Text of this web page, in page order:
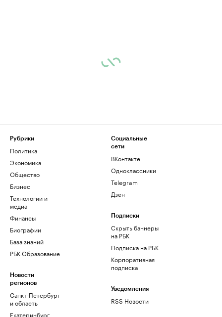
Рубрики
Политика
Экономика
Общество
Бизнес
Технологии и
медиа
Финансы
Биографии
База знаний
РБК Образование
Новости
регионов
Санкт-Петербург
и область
Екатеринбург
Социальные
сети
ВКонтакте
Одноклассники
Telegram
Дзен
Подписки
Скрыть баннеры
на РБК
Подписка на РБК
Корпоративная
подписка
Уведомления
RSS Новости